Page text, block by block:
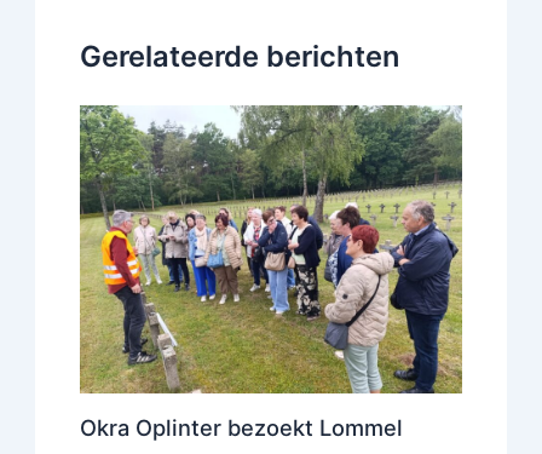
Gerelateerde berichten
Okra Oplinter bezoekt Lommel